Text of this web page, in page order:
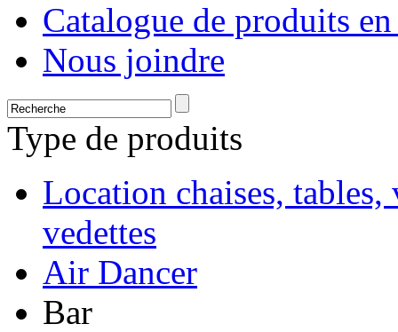
Catalogue de produits
Nous joindre
Type de produits
Location chaises,
vedettes
Air Dancer
Bar